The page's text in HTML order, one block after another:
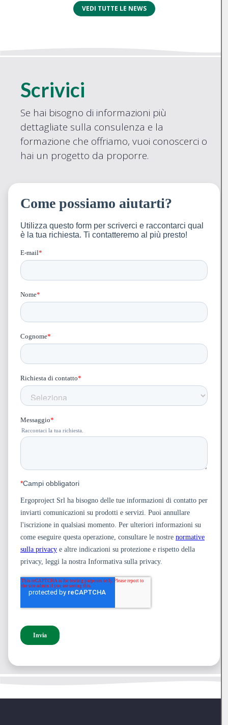
VEDI TUTTE LE NEWS
Scrivici
Se hai bisogno di informazioni più
dettagliate sulla consulenza e la
formazione che offriamo, vuoi conoscerci o
hai un progetto da proporre.